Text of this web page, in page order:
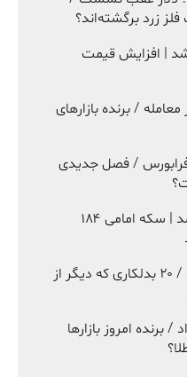
زرد برگشته‌اند؟
شد | افزایش قیمت
/ برنده بازارهای
/ فصل جدیدی
بازار طلا دوباره صعودی شد | سکه امامی ۱۸۴
از ارشا اقدسی تا هالیوود / ۲۰ بدلکاری که دیگر از
امروز ۱۲ مرداد / برنده امروز بازارها